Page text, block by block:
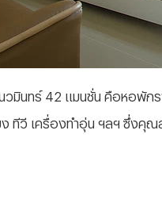
วมินทร์ 42 แมนชั่น คือหอพั
วี เครื่องทำอุ่น ฯลฯ ซึ่งคุณส